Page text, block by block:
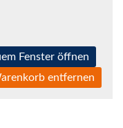
Fenster öffnen
entfernen